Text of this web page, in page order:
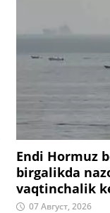
Endi Hormuz
birgalikda
vaqtinchalik
07 Август, 2026